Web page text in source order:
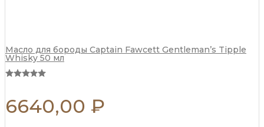
Масло для бороды Captain Fawcett Gentleman’s Tipple
Whisky 50 мл
6640,00 ₽